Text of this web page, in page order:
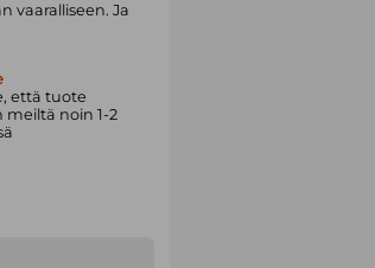
vaaralliseen. Ja
että tuote
meiltä noin 1-2